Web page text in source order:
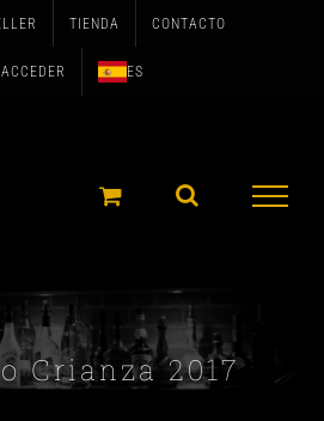
TIENDA CONTACTO
ACCEDER ES
Crianza 2017